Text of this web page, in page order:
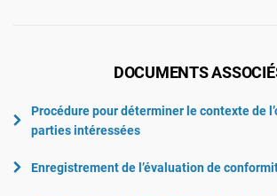
DOCUMENTS
Procédure pour déterminer le contexte de
parties intéressées
Enregistrement de l’évaluation de